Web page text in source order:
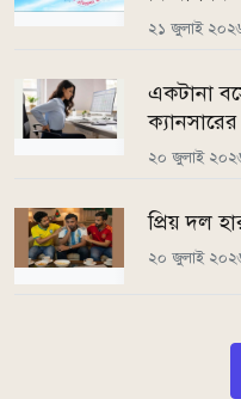
২১ জুলাই
একটানা
২০ জুলাই
প্রিয় দল
২০ জুলাই